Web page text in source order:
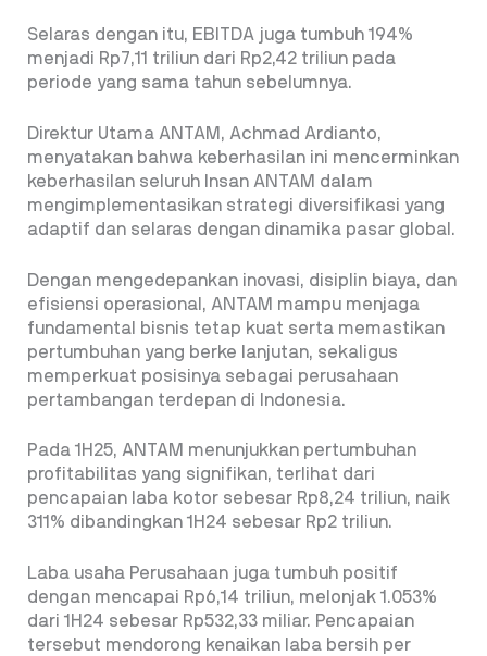
Selaras dengan itu, EBITDA juga tumbuh 194%
menjadi Rp7,11 triliun dari Rp2,42 triliun pada
periode yang sama tahun sebelumnya.
Direktur Utama ANTAM, Achmad Ardianto,
menyatakan bahwa keberhasilan ini mencerminkan
keberhasilan seluruh Insan ANTAM dalam
mengimplementasikan strategi diversifikasi yang
adaptif dan selaras dengan dinamika pasar global.
Dengan mengedepankan inovasi, disiplin biaya, dan
efisiensi operasional, ANTAM mampu menjaga
fundamental bisnis tetap kuat serta memastikan
pertumbuhan yang berke lanjutan, sekaligus
memperkuat posisinya sebagai perusahaan
pertambangan terdepan di Indonesia.
Pada 1H25, ANTAM menunjukkan pertumbuhan
profitabilitas yang signifikan, terlihat dari
pencapaian laba kotor sebesar Rp8,24 triliun, naik
311% dibandingkan 1H24 sebesar Rp2 triliun.
Laba usaha Perusahaan juga tumbuh positif
dengan mencapai Rp6,14 triliun, melonjak 1.053%
dari 1H24 sebesar Rp532,33 miliar. Pencapaian
tersebut mendorong kenaikan laba bersih per